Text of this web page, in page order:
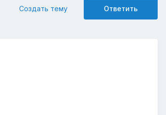
Ответить
Создать тему